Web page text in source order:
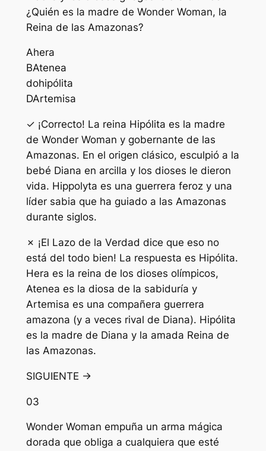
¿Quién es la madre de Wonder Woman, la
Reina de las Amazonas?
Ahera
BAtenea
dohipólita
DArtemisa
✓ ¡Correcto! La reina Hipólita es la madre
de Wonder Woman y gobernante de las
Amazonas. En el origen clásico, esculpió a la
bebé Diana en arcilla y los dioses le dieron
vida. Hippolyta es una guerrera feroz y una
líder sabia que ha guiado a las Amazonas
durante siglos.
✗ ¡El Lazo de la Verdad dice que eso no
está del todo bien! La respuesta es Hipólita.
Hera es la reina de los dioses olímpicos,
Atenea es la diosa de la sabiduría y
Artemisa es una compañera guerrera
amazona (y a veces rival de Diana). Hipólita
es la madre de Diana y la amada Reina de
las Amazonas.
SIGUIENTE →
03
Wonder Woman empuña un arma mágica
dorada que obliga a cualquiera que esté